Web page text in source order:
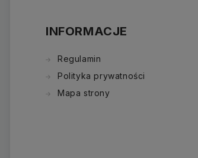
INFORMACJE
Regulamin
Polityka prywatności
Mapa strony